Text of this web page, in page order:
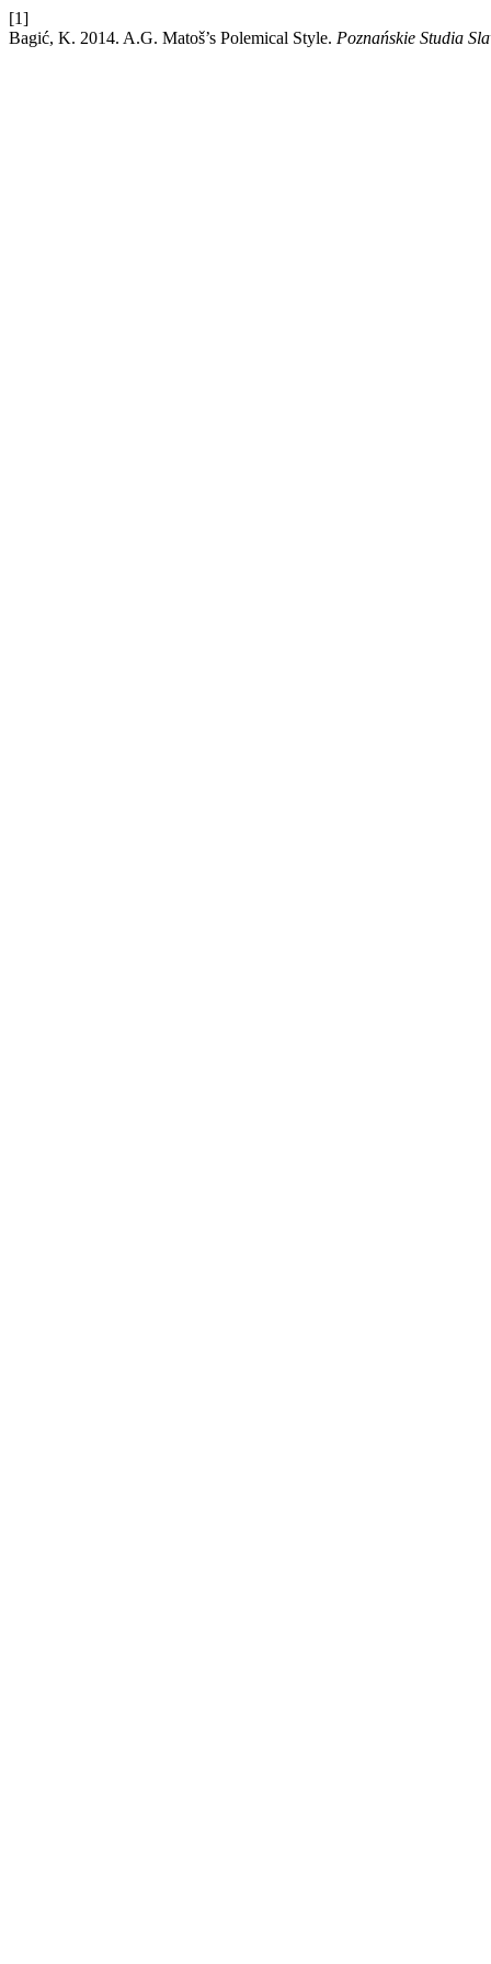
[1]
Bagić, K. 2014. A.G. Matoš’s Polemical Style. Poznańskie Studia